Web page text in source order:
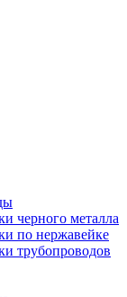
черного металла
по нержавейке
трубопроводов